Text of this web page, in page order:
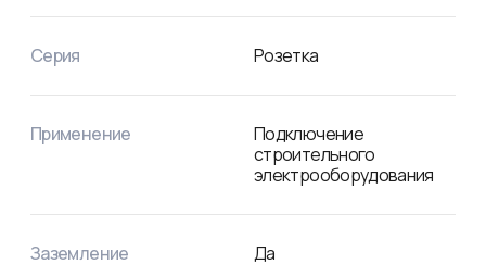
Серия Розетка
Применение
Подключение
строительного
электрооборудования
Заземление Да